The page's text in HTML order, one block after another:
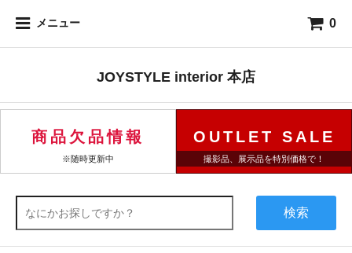
メニュー 0
JOYSTYLE interior 本店
商品欠品情報
※随時更新中
OUTLET SALE
撮影品、展示品を特別価格で！
検索